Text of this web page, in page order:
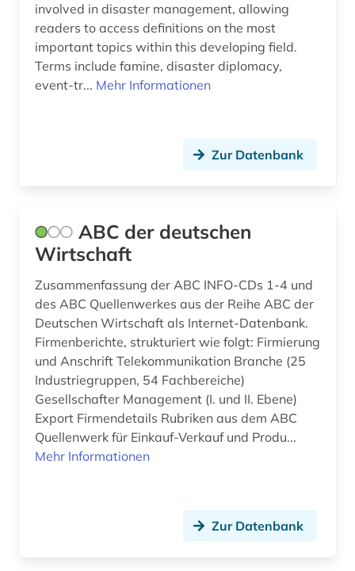
ausgabe (1)
ausland (3)
auslandsinvestition (2)
aussenwirtschaft (1)
ausstellung (1)
australien (1)
automobilwirtschaft (1)
außenhandel (13)
Montenegro (2)
Niederlande (6)
Niedersachsen (2)
Ostasien (5)
Osteuropa (10)
Ostmitteleuropa (4)
Polen (5)
Portugal (3)
Rumänien (3)
involved in disaster management, allowing
readers to access definitions on the most
important topics within this developing field.
Terms include famine, disaster diplomacy,
event-tr... Mehr Informationen
Zur Datenbank
ABC der deutschen
Wirtschaft
Zusammenfassung der ABC INFO-CDs 1-4 und
des ABC Quellenwerkes aus der Reihe ABC der
Deutschen Wirtschaft als Internet-Datenbank.
Firmenberichte, strukturiert wie folgt: Firmierung
und Anschrift Telekommunikation Branche (25
Industriegruppen, 54 Fachbereiche)
Gesellschafter Management (I. und II. Ebene)
Export Firmendetails Rubriken aus dem ABC
Quellenwerk für Einkauf-Verkauf und Produ...
Mehr Informationen
Zur Datenbank